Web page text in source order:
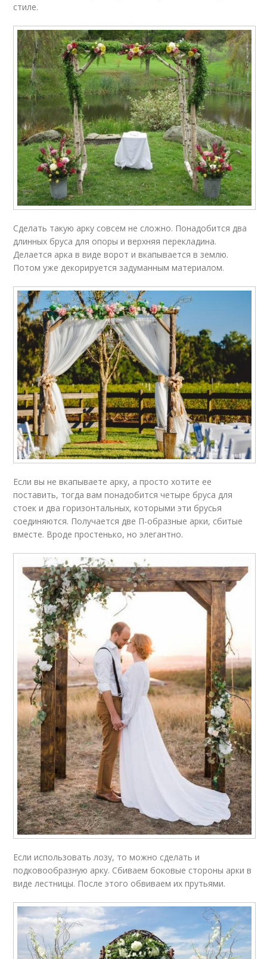
стиле.
Сделать такую арку совсем не сложно. Понадобится два
длинных бруса для опоры и верхняя перекладина.
Делается арка в виде ворот и вкапывается в землю.
Потом уже декорируется задуманным материалом.
Если вы не вкапываете арку, а просто хотите ее
поставить, тогда вам понадобится четыре бруса для
стоек и два горизонтальных, которыми эти брусья
соединяются. Получается две П-образные арки, сбитые
вместе. Вроде простенько, но элегантно.
Если использовать лозу, то можно сделать и
подковообразную арку. Сбиваем боковые стороны арки в
виде лестницы. После этого обвиваем их прутьями.